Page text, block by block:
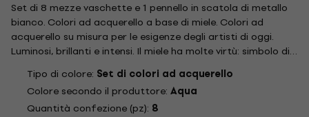
Set di 8 mezze vaschette e 1 pennello in scatola di metallo
bianco. Colori ad acquerello a base di miele. Colori ad
acquerello su misura per le esigenze degli artisti di oggi.
Luminosi, brillanti e intensi. Il miele ha molte virtù: simbolo di
luce e sole, emblema di poesia e scienza, è stato utilizzato
fin dall'antichità come rimedio per la...
Tipo di colore: Set di colori ad acquerello
Colore secondo il produttore: Aqua
Quantità confezione (pz): 8